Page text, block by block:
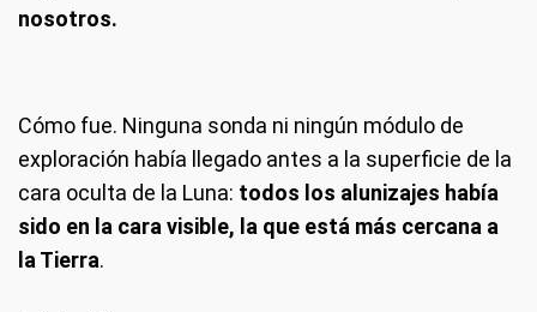
nosotros.
Cómo fue. Ninguna sonda ni ningún módulo de
exploración había llegado antes a la superficie de la
cara oculta de la Luna: todos los alunizajes había
sido en la cara visible, la que está más cercana a
la Tierra.